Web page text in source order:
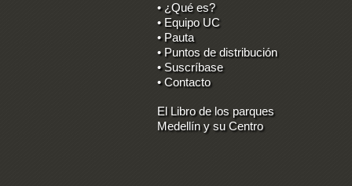
• ¿Qué es?
• Equipo UC
• Pauta
• Puntos de distribución
• Suscríbase
• Contacto
El Libro de los parques
Medellín y su Centro